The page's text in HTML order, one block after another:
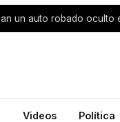
un auto robado oculto
Videos Política